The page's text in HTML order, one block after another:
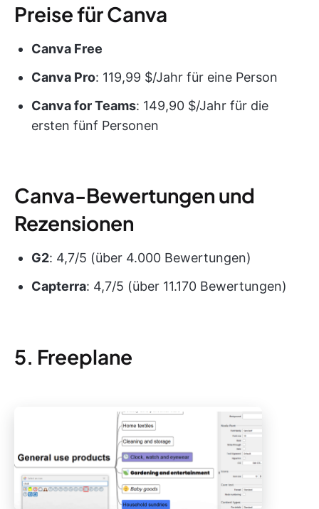
Preise für Canva
Canva Free
Canva Pro: 119,99 $/Jahr für eine Person
Canva for Teams: 149,90 $/Jahr für die
ersten fünf Personen
Canva-Bewertungen und
Rezensionen
G2: 4,7/5 (über 4.000 Bewertungen)
Capterra: 4,7/5 (über 11.170 Bewertungen)
5. Freeplane